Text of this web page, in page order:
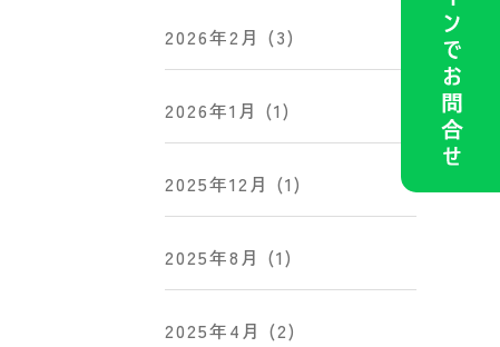
2026年2月 (3)
2026年1月 (1)
2025年12月 (1)
2025年8月 (1)
2025年4月 (2)